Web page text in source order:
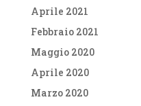
Aprile 2021
Febbraio 2021
Maggio 2020
Aprile 2020
Marzo 2020